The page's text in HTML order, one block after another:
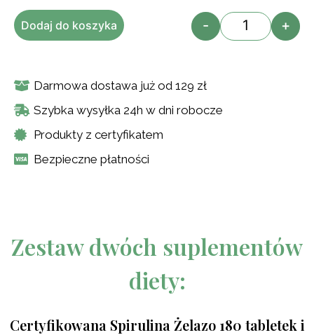
- +
Dodaj do koszyka
Darmowa dostawa już od 129 zł
Szybka wysyłka 24h w dni robocze
Produkty z certyfikatem
Bezpieczne płatności
Zestaw dwóch suplementów
diety:
Certyfikowana Spirulina Żelazo 180 tabletek i